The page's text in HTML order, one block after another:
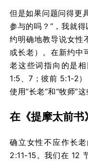
但是如果问题问得更
参与的吗？”，我就
约明确地教导说女性
或长老）。在新约中
老这些词指向的是
1:5、7；彼前 5:1-2
使用“长老”和“牧师”
在《提摩太前
确立女性不应作长
2:11-15。我们在 12